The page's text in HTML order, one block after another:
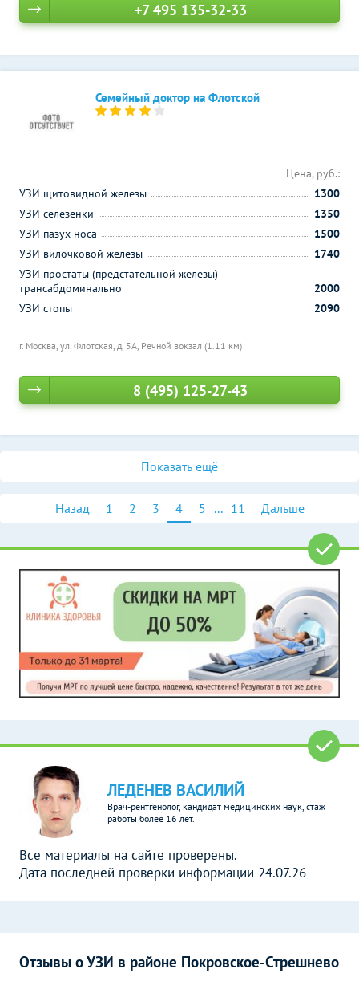
+7 495 135-32-33
Семейный доктор на Флотской
г. Москва, ул. Флотская, д. 5А, Речной вокзал (1.11 км)
Цена, руб.:
УЗИ щитовидной железы
1300
УЗИ селезенки
1350
УЗИ пазух носа
1500
УЗИ вилочковой железы
1740
УЗИ простаты (предстательной железы)
трансабдоминально
2000
УЗИ стопы
2090
8 (495) 125-27-43
Показать ещё
Назад 1 2 3 4 5 ... 11 Дальше
ЛЕДЕНЕВ ВАСИЛИЙ
Врач-рентгенолог, кандидат медицинских наук, стаж
работы более 16 лет.
Все материалы на сайте проверены.
Дата последней проверки информации 24.07.26
Отзывы о УЗИ в районе Покровское-Стрешнево